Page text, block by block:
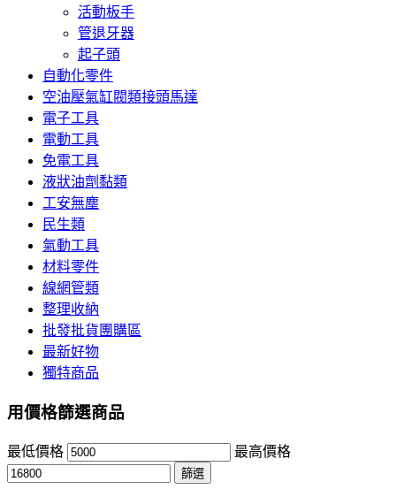
活動板手
管退牙器
起子頭
自動化零件
空油壓氣缸閥類接頭馬達
電子工具
電動工具
免電工具
液狀油劑黏類
工安無塵
民生類
氣動工具
材料零件
線網管類
整理收納
批發批貨團購區
最新好物
獨特商品
用價格篩選商品
最低價格 最高價格
篩選